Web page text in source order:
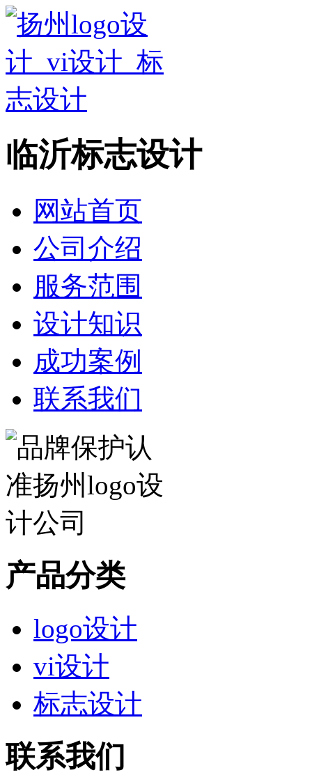
临沂标志设计
网站首页
公司介绍
服务范围
设计知识
成功案例
联系我们
产品分类
logo设计
vi设计
标志设计
联系我们